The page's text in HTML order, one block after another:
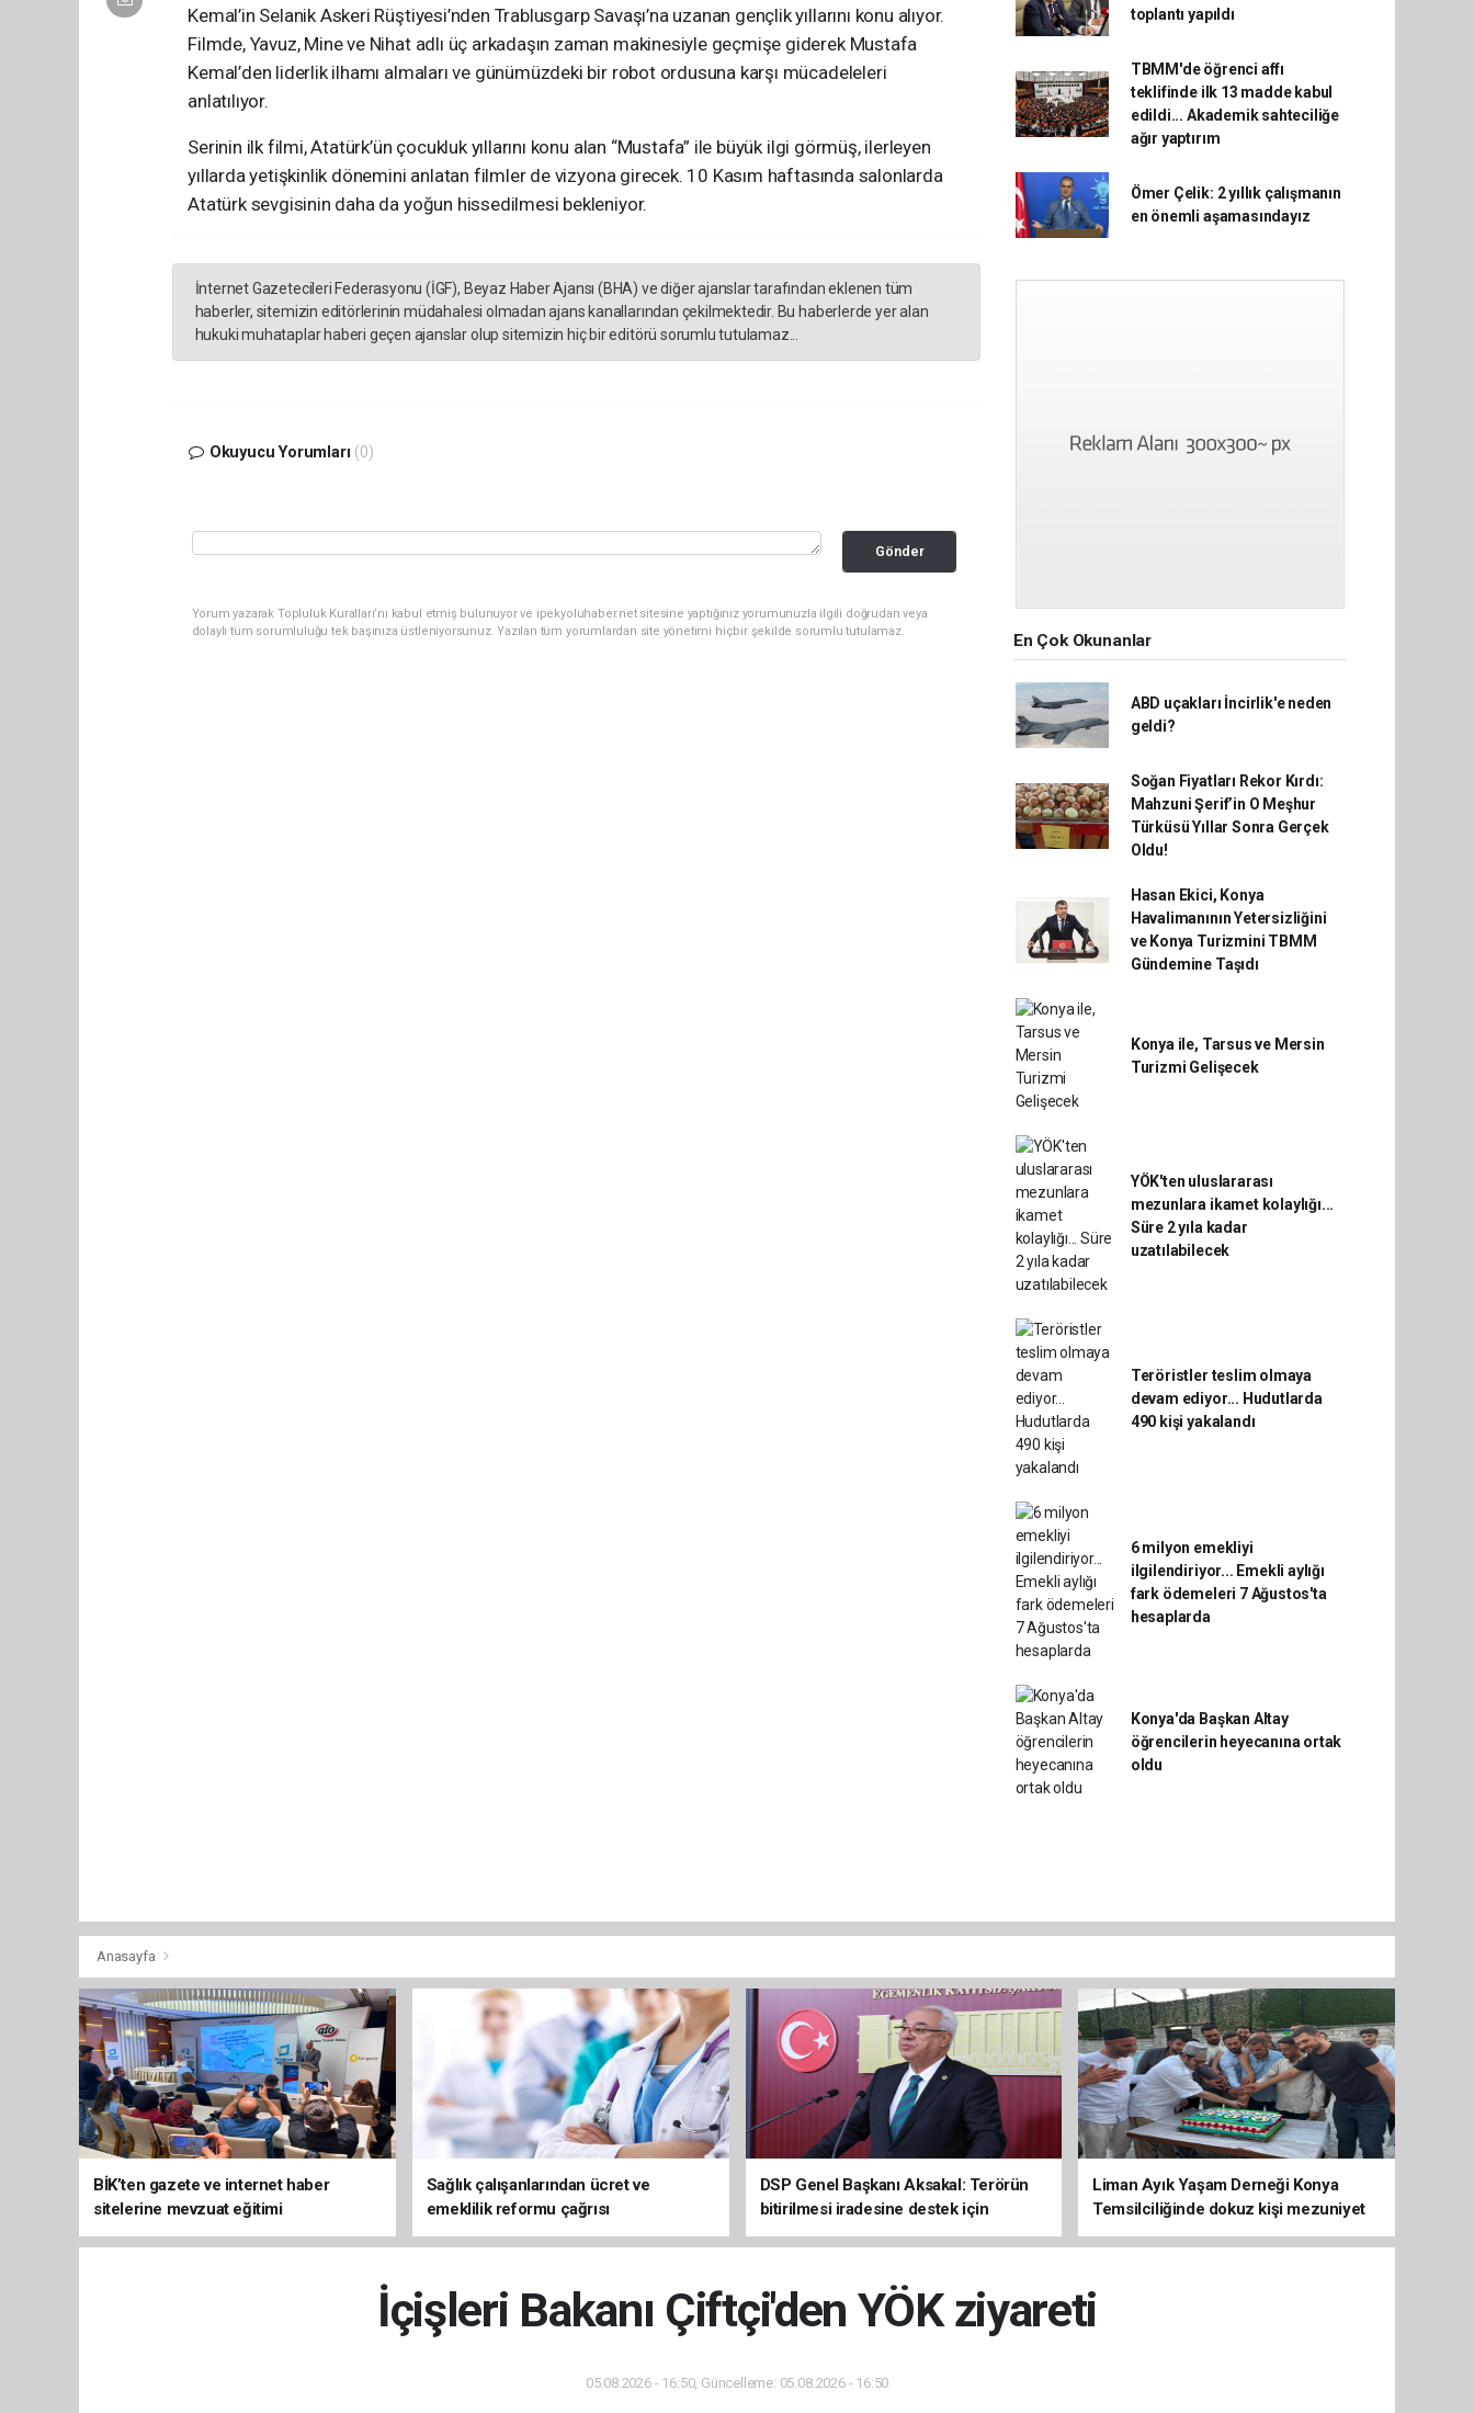
Kemal’in Selanik Askeri Rüştiyesi’nden Trablusgarp Savaşı’na uzanan gençlik yıllarını konu alıyor.
Filmde, Yavuz, Mine ve Nihat adlı üç arkadaşın zaman makinesiyle geçmişe giderek Mustafa
Kemal’den liderlik ilhamı almaları ve günümüzdeki bir robot ordusuna karşı mücadeleleri
anlatılıyor.
Serinin ilk filmi, Atatürk’ün çocukluk yıllarını konu alan “Mustafa” ile büyük ilgi görmüş, ilerleyen
yıllarda yetişkinlik dönemini anlatan filmler de vizyona girecek. 10 Kasım haftasında salonlarda
Atatürk sevgisinin daha da yoğun hissedilmesi bekleniyor.
İnternet Gazetecileri Federasyonu (İGF), Beyaz Haber Ajansı (BHA) ve diğer ajanslar tarafından eklenen tüm
haberler, sitemizin editörlerinin müdahalesi olmadan ajans kanallarından çekilmektedir. Bu haberlerde yer alan
hukuki muhataplar haberi geçen ajanslar olup sitemizin hiç bir editörü sorumlu tutulamaz...
Okuyucu Yorumları (0)
Gönder
Yorum yazarak Topluluk Kuralları’nı kabul etmiş bulunuyor ve ipekyoluhaber.net sitesine yaptığınız yorumunuzla ilgili doğrudan veya
dolaylı tüm sorumluluğu tek başınıza üstleniyorsunuz. Yazılan tüm yorumlardan site yönetimi hiçbir şekilde sorumlu tutulamaz.
toplantı yapıldı
TBMM'de öğrenci affı
teklifinde ilk 13 madde kabul
edildi... Akademik sahteciliğe
ağır yaptırım
Ömer Çelik: 2 yıllık çalışmanın
en önemli aşamasındayız
En Çok Okunanlar
ABD uçakları İncirlik'e neden
geldi?
Soğan Fiyatları Rekor Kırdı:
Mahzuni Şerif’in O Meşhur
Türküsü Yıllar Sonra Gerçek
Oldu!
Hasan Ekici, Konya
Havalimanının Yetersizliğini
ve Konya Turizmini TBMM
Gündemine Taşıdı
Konya ile, Tarsus ve Mersin
Turizmi Gelişecek
YÖK'ten uluslararası
mezunlara ikamet kolaylığı...
Süre 2 yıla kadar
uzatılabilecek
Teröristler teslim olmaya
devam ediyor... Hudutlarda
490 kişi yakalandı
6 milyon emekliyi
ilgilendiriyor... Emekli aylığı
fark ödemeleri 7 Ağustos'ta
hesaplarda
Konya'da Başkan Altay
öğrencilerin heyecanına ortak
oldu
Anasayfa
BİK’ten gazete ve internet haber
sitelerine mevzuat eğitimi
Sağlık çalışanlarından ücret ve
emeklilik reformu çağrısı
DSP Genel Başkanı Aksakal: Terörün
bitirilmesi iradesine destek için
imzalayacağım
Liman Ayık Yaşam Derneği Konya
Temsilciliğinde dokuz kişi mezuniyet
sevinci yaşadı
İçişleri Bakanı Çiftçi'den YÖK ziyareti
05.08.2026 - 16:50, Güncelleme: 05.08.2026 - 16:50